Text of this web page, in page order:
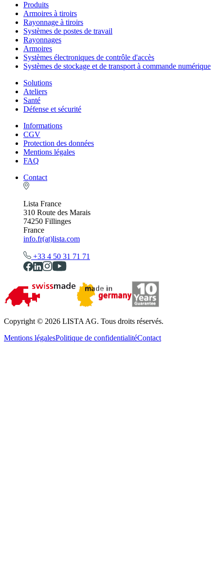
Produits
Armoires à tiroirs
Rayonnage à tiroirs
Systèmes de postes de travail
Rayonnages
Armoires
Systèmes électroniques de contrôle d'accès
Systèmes de stockage et de transport à commande numérique
Solutions
Ateliers
Santé
Défense et sécurité
Informations
CGV
Protection des données
Mentions légales
FAQ
Contact
Lista France
310 Route des Marais
74250 Fillinges
France
info.fr(at)lista.com
+33 4 50 31 71 71
Copyright © 2026 LISTA AG. Tous droits réservés.
Mentions légalesPolitique de confidentialitéContact